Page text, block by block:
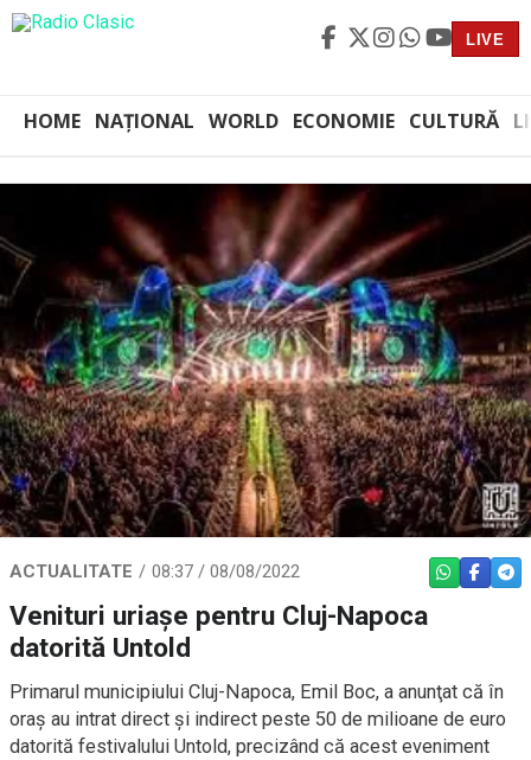
LIVE
HOME NAȚIONAL WORLD ECONOMIE CULTURĂ
ACTUALITATE 08:37 / 08/08/2022 WHATSAPP
Venituri uriașe pentru Cluj-Napoca
datorită Untold
Primarul municipiului Cluj-Napoca, Emil Boc, a anunţat că în
oraş au intrat direct şi indirect peste 50 de milioane de euro
datorită festivalului Untold, precizând că acest eveniment